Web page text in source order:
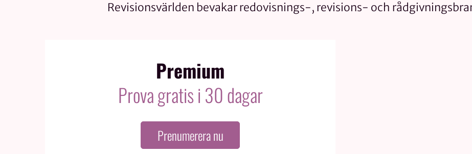
Revisionsvärlden bevakar redovisnings-, revisions- och
Premium
Prova gratis i 30 dagar
Prenumerera nu